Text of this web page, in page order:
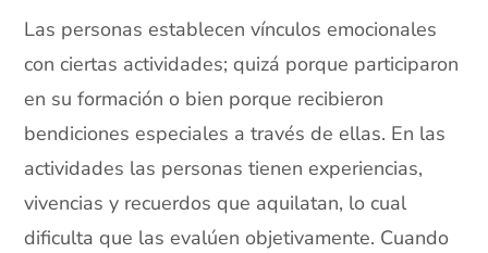
Las personas establecen vínculos emocionales
con ciertas actividades; quizá porque participaron
en su formación o bien porque recibieron
bendiciones especiales a través de ellas. En las
actividades las personas tienen experiencias,
vivencias y recuerdos que aquilatan, lo cual
dificulta que las evalúen objetivamente. Cuando